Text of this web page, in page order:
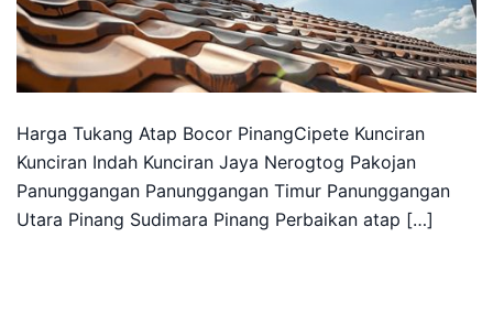
Harga Tukang Atap Bocor PinangCipete Kunciran
Kunciran Indah Kunciran Jaya Nerogtog Pakojan
Panunggangan Panunggangan Timur Panunggangan
Utara Pinang Sudimara Pinang Perbaikan atap […]